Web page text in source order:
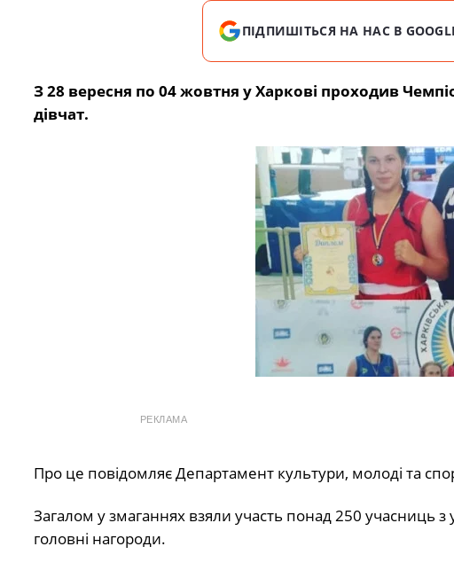
ПІДПИШІТЬСЯ НА НАС В
З 28 вересня по 04 жовтня у Харкові проходив
дівчат.
РЕКЛАМА
Про це повідомляє Департамент культури, молоді та
Загалом у змаганнях взяли участь понад 250 учасниць з
головні нагороди.